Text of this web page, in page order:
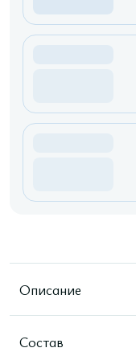
Описание
Состав